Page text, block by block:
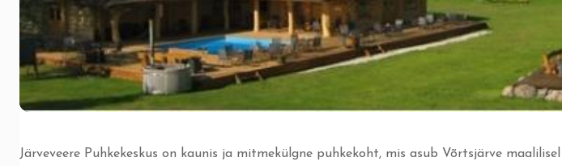
Järveveere Puhkekeskus on kaunis ja mitmekülgne puhkekoht, mis asub Võrtsjärve